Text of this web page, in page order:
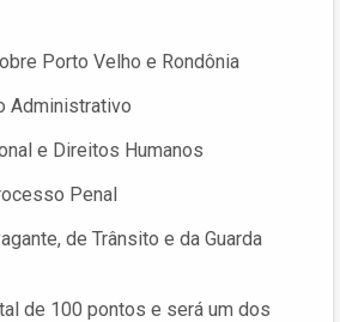
Porto Velho e Rondônia
Administrativo
e Direitos Humanos
Penal
de Trânsito e da Guarda
de 100 pontos e será um dos